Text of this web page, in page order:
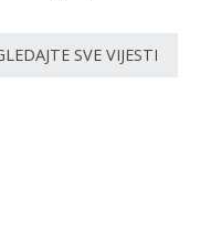
SVE VIJESTI